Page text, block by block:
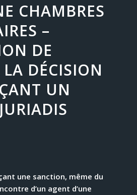
CHAMBRES
–
DE
DÉCISION
UN
une sanction, même du
d’un agent d’une